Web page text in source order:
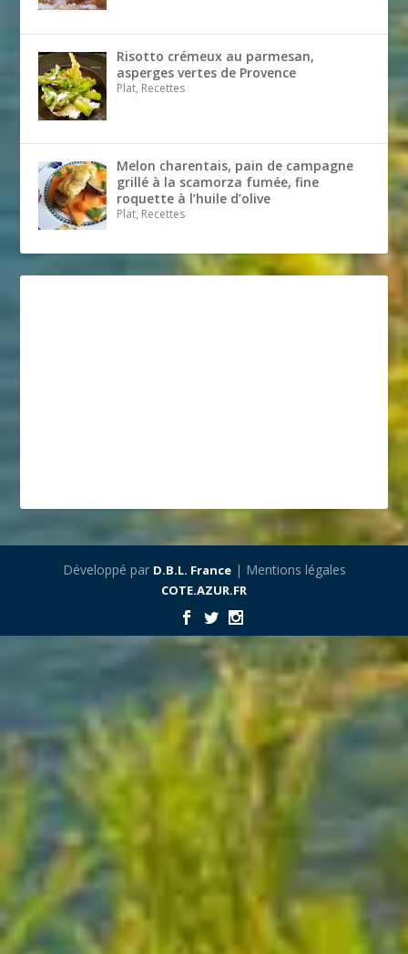
Risotto crémeux au parmesan,
asperges vertes de Provence
Plat, Recettes
Melon charentais, pain de campagne
grillé à la scamorza fumée, fine
roquette à l’huile d’olive
Plat, Recettes
Développé par D.B.L. France| Mentions légales
COTE.AZUR.FR